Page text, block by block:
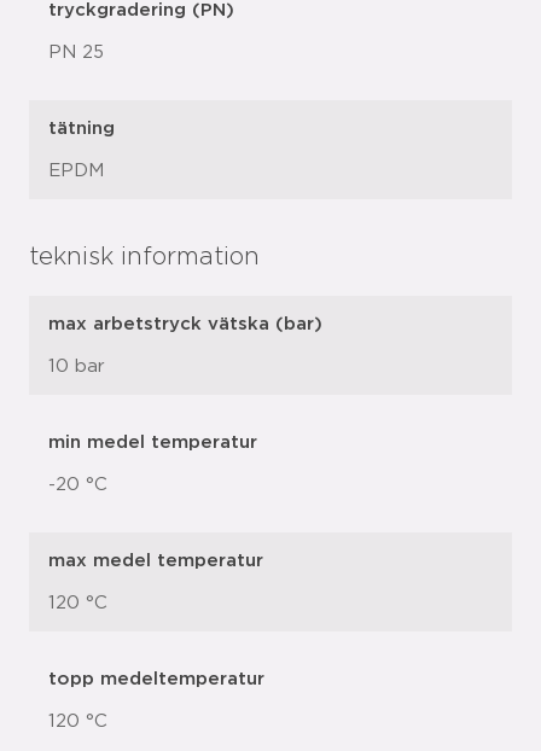
tryckgradering (PN)
PN 25
tätning
EPDM
teknisk information
max arbetstryck vätska (bar)
10 bar
min medel temperatur
-20 °C
max medel temperatur
120 °C
topp medeltemperatur
120 °C